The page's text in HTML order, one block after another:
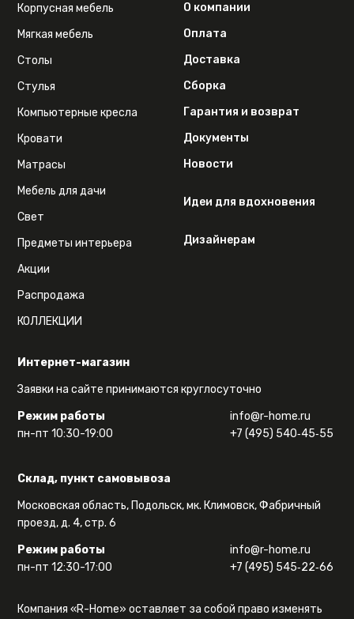
Интернет-магазин
Заявки на сайте принимаются круглосуточно
Режим работы
пн-пт 10:30-19:00
info@r-home.ru
+7 (495) 540‑45‑55
Склад, пункт самовывоза
Московская область, Подольск, мк. Климовск, Фабричный
проезд, д. 4, стр. 6
Режим работы
пн-пт 12:30-17:00
info@r-home.ru
+7 (495) 545‑22‑66
Корпусная мебель
Мягкая мебель
Столы
Стулья
Компьютерные кресла
Кровати
Матрасы
Мебель для дачи
Свет
Предметы интерьера
Акции
Распродажа
КОЛЛЕКЦИИ
О компании
Оплата
Доставка
Сборка
Гарантия и возврат
Документы
Новости
Идеи для вдохновения
Дизайнерам
Компания «R-Home» оставляет за собой право изменять